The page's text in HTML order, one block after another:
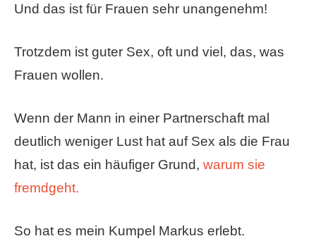
Und das ist für Frauen sehr unangenehm!
Trotzdem ist guter Sex, oft und viel, das, was
Frauen wollen.
Wenn der Mann in einer Partnerschaft mal
deutlich weniger Lust hat auf Sex als die Frau
hat, ist das ein häufiger Grund, warum sie
fremdgeht.
So hat es mein Kumpel Markus erlebt.